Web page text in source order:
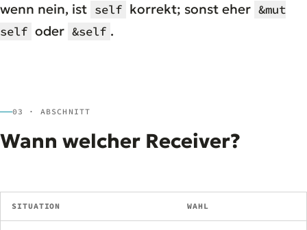
wenn nein, ist self korrekt; sonst eher &mut
self oder &self .
03 · ABSCHNITT
Wann welcher Receiver?
SITUATION WAHL